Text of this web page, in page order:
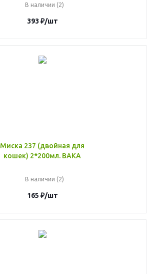
В наличии (2)
393 ₽/шт
Миска 237 (двойная для
кошек) 2*200мл. ВАКА
В наличии (2)
165 ₽/шт